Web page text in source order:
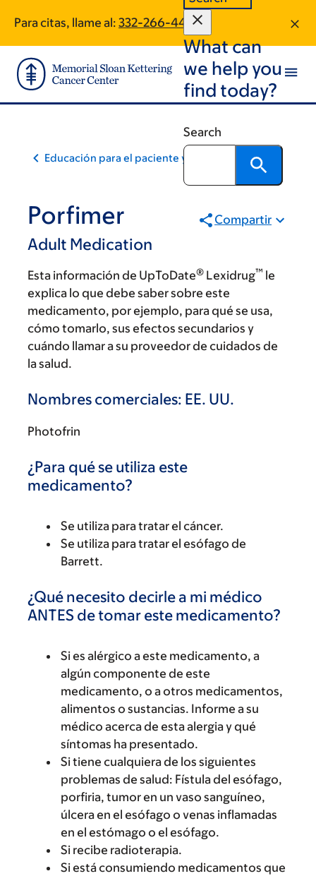
main
content
footer
Para citas, llame al: 332-266-4426
What can
we help you
find today?
Search
Educación para el paciente y la comunidad
Porfimer
Adult Medication
Compartir
Esta información de UpToDate® Lexidrug™ le
explica lo que debe saber sobre este
medicamento, por ejemplo, para qué se usa,
cómo tomarlo, sus efectos secundarios y
cuándo llamar a su proveedor de cuidados de
la salud.
Nombres comerciales: EE. UU.
Photofrin
¿Para qué se utiliza este
medicamento?
Se utiliza para tratar el cáncer.
Se utiliza para tratar el esófago de
Barrett.
¿Qué necesito decirle a mi médico
ANTES de tomar este medicamento?
Si es alérgico a este medicamento, a
algún componente de este
medicamento, o a otros medicamentos,
alimentos o sustancias. Informe a su
médico acerca de esta alergia y qué
síntomas ha presentado.
Si tiene cualquiera de los siguientes
problemas de salud: Fístula del esófago,
porfiria, tumor en un vaso sanguíneo,
úlcera en el esófago o venas inflamadas
en el estómago o el esófago.
Si recibe radioterapia.
Si está consumiendo medicamentos que